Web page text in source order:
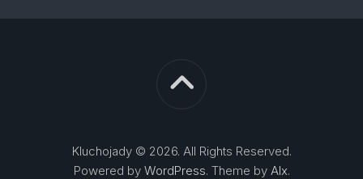
Kluchojady © 2026. All Rights Reserved.
Powered by WordPress. Theme by Alx.